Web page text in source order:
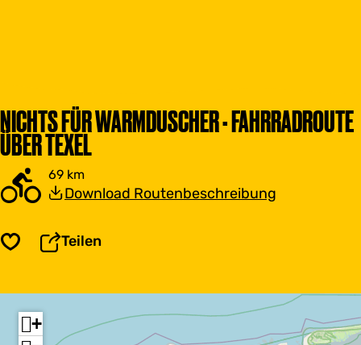
NICHTS FÜR WARMDUSCHER - FAHRRADROUTE
ÜBER TEXEL
69 km
Download Routenbeschreibung
SpeichernTeilen
+